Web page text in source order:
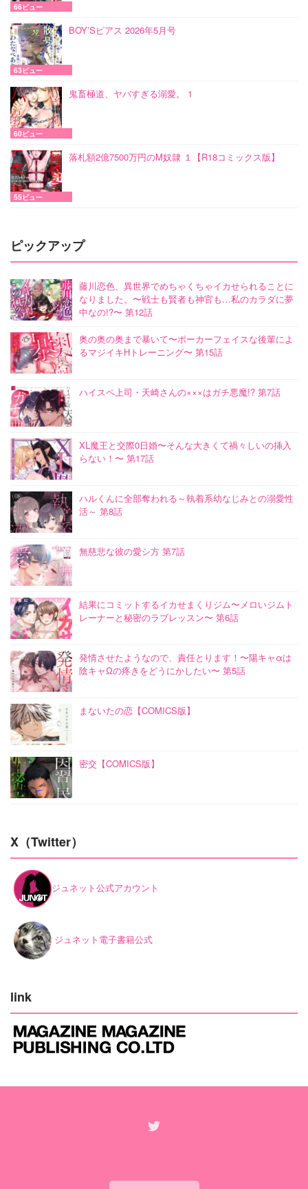
66ビュー
BOY’Sピアス 2026年5月号
63ビュー
鬼畜極道、ヤバすぎる溺愛。 1
60ビュー
落札額2億7500万円のM奴隷 １【R18コミックス版】
55ビュー
ピックアップ
藤川恋色、異世界でめちゃくちゃイカせられることに
なりました。〜戦士も賢者も神官も…私のカラダに夢
中なの!?〜 第12話
奥の奥の奥まで暴いて〜ポーカーフェイスな後輩によ
るマジイキHトレーニング〜 第15話
ハイスペ上司・天崎さんの×××はガチ悪魔!? 第7話
XL魔王と交際0日婚〜そんな大きくて禍々しいの挿入
らない！〜 第17話
ハルくんに全部奪われる～執着系幼なじみとの溺愛性
活～ 第8話
無慈悲な彼の愛シ方 第7話
結果にコミットするイカせまくりジム〜メロいジムト
レーナーと秘密のラブレッスン〜 第6話
発情させたようなので、責任とります！〜陽キャαは
陰キャΩの疼きをどうにかしたい〜 第5話
まないたの恋【COMICS版】
密交【COMICS版】
X（Twitter）
ジュネット公式アカウント
ジュネット電子書籍公式
link